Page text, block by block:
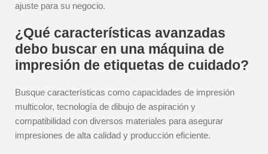
ajuste para su negocio.
¿Qué características avanzadas
debo buscar en una máquina de
impresión de etiquetas de cuidado?
Busque características como capacidades de impresión
multicolor, tecnología de dibujo de aspiración y
compatibilidad con diversos materiales para asegurar
impresiones de alta calidad y producción eficiente.